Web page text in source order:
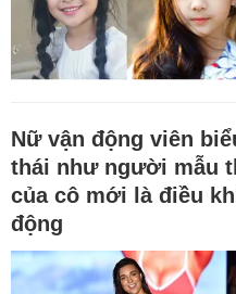
Nữ vận động viên
thái như người mẫu
của cô mới là điều
động